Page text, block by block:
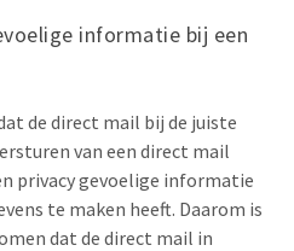
informatie bij een
de direct mail bij de juiste
van een direct mail
privacy gevoelige informatie
te maken heeft. Daarom is
dat de direct mail in